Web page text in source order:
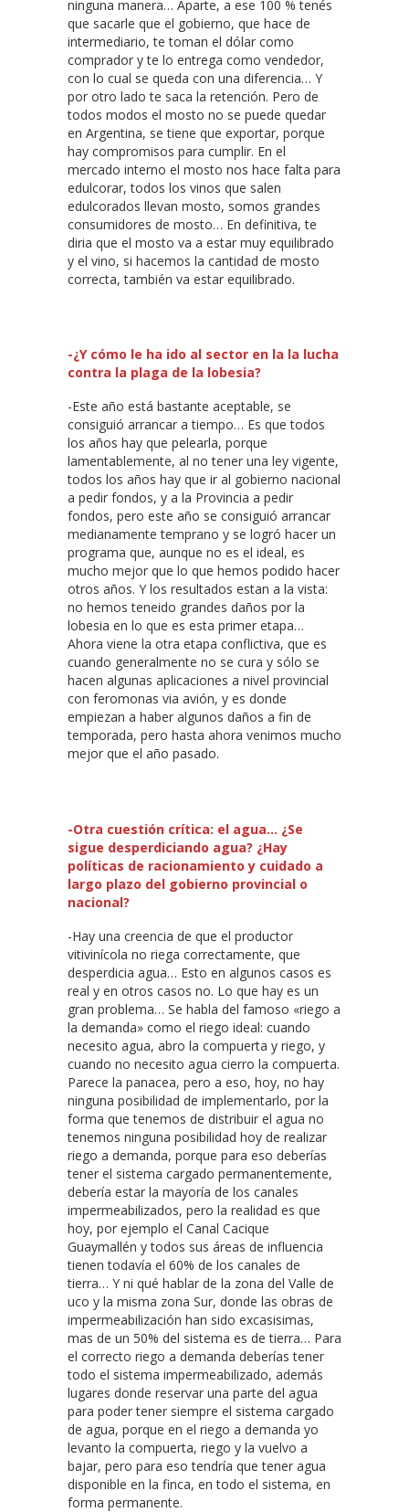
ninguna manera… Aparte, a ese 100 % tenés
que sacarle que el gobierno, que hace de
intermediario, te toman el dólar como
comprador y te lo entrega como vendedor,
con lo cual se queda con una diferencia… Y
por otro lado te saca la retención. Pero de
todos modos el mosto no se puede quedar
en Argentina, se tiene que exportar, porque
hay compromisos para cumplir. En el
mercado interno el mosto nos hace falta para
edulcorar, todos los vinos que salen
edulcorados llevan mosto, somos grandes
consumidores de mosto… En definitiva, te
diria que el mosto va a estar muy equilibrado
y el vino, si hacemos la cantidad de mosto
correcta, también va estar equilibrado.
-¿Y cómo le ha ido al sector en la la lucha
contra la plaga de la lobesia?
-Este año está bastante aceptable, se
consiguió arrancar a tiempo… Es que todos
los años hay que pelearla, porque
lamentablemente, al no tener una ley vigente,
todos los años hay que ir al gobierno nacional
a pedir fondos, y a la Provincia a pedir
fondos, pero este año se consiguió arrancar
medianamente temprano y se logró hacer un
programa que, aunque no es el ideal, es
mucho mejor que lo que hemos podido hacer
otros años. Y los resultados estan a la vista:
no hemos teneido grandes daños por la
lobesia en lo que es esta primer etapa…
Ahora viene la otra etapa conflictiva, que es
cuando generalmente no se cura y sólo se
hacen algunas aplicaciones a nivel provincial
con feromonas via avión, y es donde
empiezan a haber algunos daños a fin de
temporada, pero hasta ahora venimos mucho
mejor que el año pasado.
-Otra cuestión crítica: el agua… ¿Se
sigue desperdiciando agua? ¿Hay
políticas de racionamiento y cuidado a
largo plazo del gobierno provincial o
nacional?
-Hay una creencia de que el productor
vitivinícola no riega correctamente, que
desperdicia agua… Esto en algunos casos es
real y en otros casos no. Lo que hay es un
gran problema… Se habla del famoso «riego a
la demanda» como el riego ideal: cuando
necesito agua, abro la compuerta y riego, y
cuando no necesito agua cierro la compuerta.
Parece la panacea, pero a eso, hoy, no hay
ninguna posibilidad de implementarlo, por la
forma que tenemos de distribuir el agua no
tenemos ninguna posibilidad hoy de realizar
riego a demanda, porque para eso deberías
tener el sistema cargado permanentemente,
debería estar la mayoría de los canales
impermeabilizados, pero la realidad es que
hoy, por ejemplo el Canal Cacique
Guaymallén y todos sus áreas de influencia
tienen todavía el 60% de los canales de
tierra… Y ni qué hablar de la zona del Valle de
uco y la misma zona Sur, donde las obras de
impermeabilización han sido excasisimas,
mas de un 50% del sistema es de tierra… Para
el correcto riego a demanda deberías tener
todo el sistema impermeabilizado, además
lugares donde reservar una parte del agua
para poder tener siempre el sistema cargado
de agua, porque en el riego a demanda yo
levanto la compuerta, riego y la vuelvo a
bajar, pero para eso tendría que tener agua
disponible en la finca, en todo el sistema, en
forma permanente.